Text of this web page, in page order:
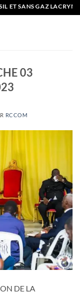
LACRYMOGENE
03
RCCOM
DE LA